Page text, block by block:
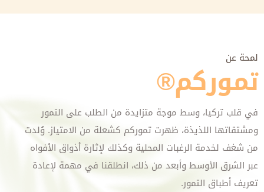
لمحة عن
تموركم®
في قلب تركيا، وسط موجة متزايدة من الطلب على التمور
ومشتقاتها اللذيذة، ظهرت تموركم كشعلة من الامتياز. وُلدت
من شغف لخدمة الرغبات المحلية وكذلك لإثارة أذواق الأفواه
عبر الشرق الأوسط وأبعد من ذلك، انطلقنا في مهمة لإعادة
تعريف أطباق التمور.